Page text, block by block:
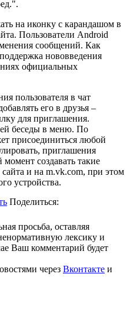
на иконку с карандашом в
Пользователи Android
сообщений. Как
нововведения
официальных
пользователя в чат
его в друзья –
для приглашения.
беседы в меню. По
присоединиться любой
приглашения
создавать такие
и на m.vk.com, при этом
устройства.
Поделиться:
просьба, оставляя
лексику и
Ваш комментарий будет
через Вконтакте и